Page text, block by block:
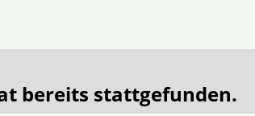
bereits stattgefunden.